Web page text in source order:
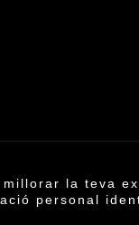
la teva
personal